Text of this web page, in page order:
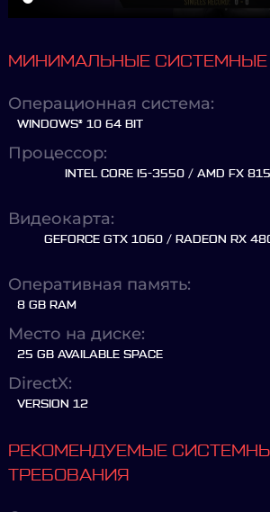
МИНИМАЛЬНЫЕ СИСТЕМНЫЕ
Операционная система:
WINDOWS® 10 64 BIT
Процессор:
INTEL CORE I5-3550 / AMD FX
Видеокарта:
GEFORCE GTX 1060 / RADEON RX
Оперативная память:
8 GB RAM
Место на диске:
25 GB AVAILABLE SPACE
DirectX:
VERSION 12
РЕКОМЕНДУЕМЫЕ
ТРЕБОВАНИЯ